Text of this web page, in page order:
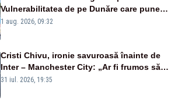
Vulnerabilitatea de pe Dunăre care pune
în pericol Centrala Cernavodă era
1 aug. 2026, 09:32
Cristi Chivu, ironie savuroasă înainte de
Inter – Manchester City: „Ar fi frumos să
mai cumpărați și de la noi”
31 iul. 2026, 19:35